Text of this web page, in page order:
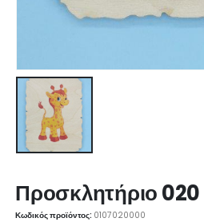
Προσκλητήριο 020
Κωδικός προϊόντος: 0107020000